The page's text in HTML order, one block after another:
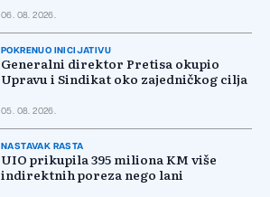
06. 08. 2026.
POKRENUO INICIJATIVU
Generalni direktor Pretisa okupio
Upravu i Sindikat oko zajedničkog cilja
05. 08. 2026.
NASTAVAK RASTA
UIO prikupila 395 miliona KM više
indirektnih poreza nego lani